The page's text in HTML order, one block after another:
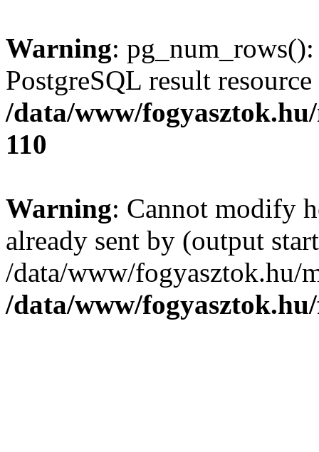
Warning:
PostgreSQL result
/data/www/
110
Warning: Cannot modify
already sent by (output
/data/www/fogyasztok.hu/
/data/www/